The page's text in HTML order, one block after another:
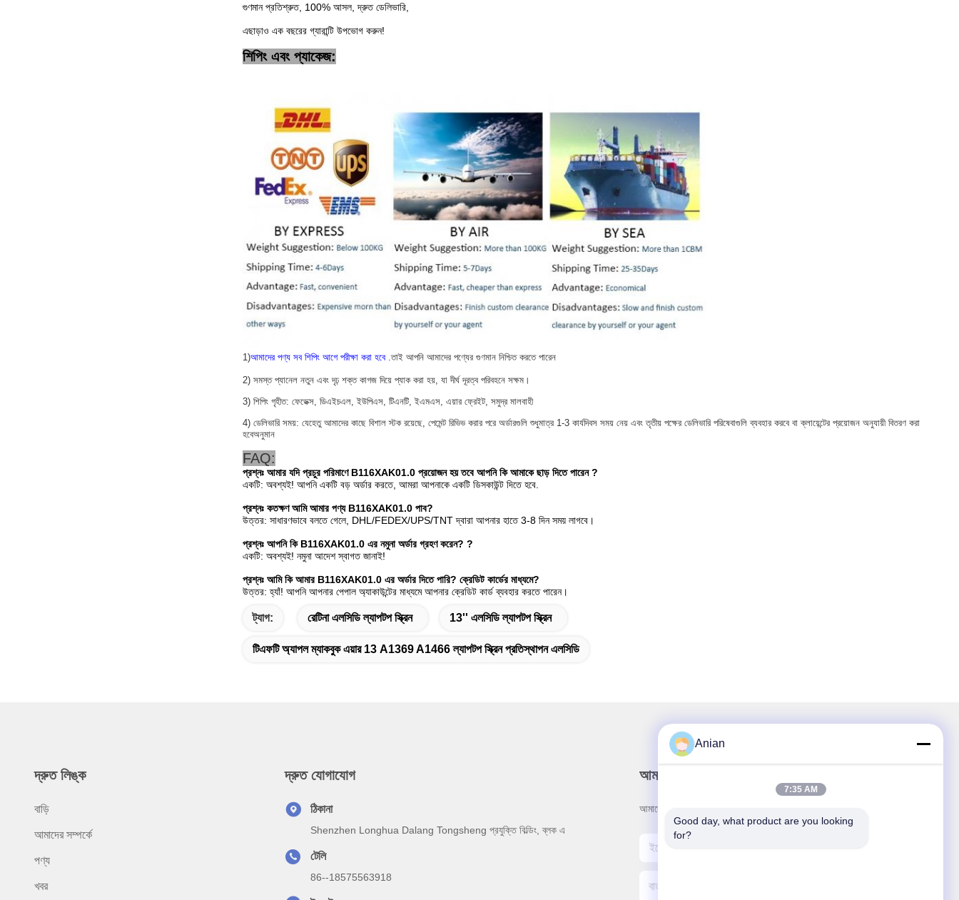
গুণমান প্রতিশ্রুত, 100% আসল, দ্রুত ডেলিভারি,
এছাড়াও এক বছরের গ্যারান্টি উপভোগ করুন!
শিপিং এবং প্যাকেজ:
1)আমাদের পণ্য সব শিপিং আগে পরীক্ষা করা হবে .তাই আপনি আমাদের পণ্যের গুণমান নিশ্চিত করতে পারেন
2) সমস্ত প্যানেল নতুন এবং দৃঢ় শক্ত কাগজ দিয়ে প্যাক করা হয়, যা দীর্ঘ দূরত্ব পরিবহনে সক্ষম।
3) শিপিং গৃহীত: ফেডেক্স, ডিএইচএল, ইউপিএস, টিএনটি, ইএমএস, এয়ার ফ্রেইট, সমুদ্র মালবাহী
4) ডেলিভারি সময়: যেহেতু আমাদের কাছে বিশাল স্টক রয়েছে, পেমেন্ট রিভিভ করার পরে অর্ডারগুলি শুধুমাত্র 1-3 কার্যদিবস সময় নেয় এবং তৃতীয় পক্ষের ডেলিভারি পরিষেবাগুলি ব্যবহার করবে বা ক্লায়েন্টের প্রয়োজন অনুযায়ী বিতরণ করা
হবেঅনুমান
FAQ:
প্রশ্নঃ আমার যদি প্রচুর পরিমাণে B116XAK01.0 প্রয়োজন হয় তবে আপনি কি আমাকে ছাড় দিতে পারেন ?
একটি: অবশ্যই! আপনি একটি বড় অর্ডার করতে, আমরা আপনাকে একটি ডিসকাউন্ট দিতে হবে.
প্রশ্নঃ কতক্ষণ আমি আমার পণ্য B116XAK01.0 পাব?
উত্তর: সাধারণভাবে বলতে গেলে, DHL/FEDEX/UPS/TNT দ্বারা আপনার হাতে 3-8 দিন সময় লাগবে।
প্রশ্নঃ আপনি কি B116XAK01.0 এর নমুনা অর্ডার গ্রহণ করেন? ?
একটি: অবশ্যই! নমুনা আদেশ স্বাগত জানাই!
প্রশ্নঃ আমি কি আমার B116XAK01.0 এর অর্ডার দিতে পারি? ক্রেডিট কার্ডের মাধ্যমে?
উত্তর: হ্যাঁ! আপনি আপনার পেপাল অ্যাকাউন্টের মাধ্যমে আপনার ক্রেডিট কার্ড ব্যবহার করতে পারেন।
ট্যাগ: রেটিনা এলসিডি ল্যাপটপ স্ক্রিন 13'' এলসিডি ল্যাপটপ স্ক্রিন
টিএফটি অ্যাপল ম্যাকবুক এয়ার 13 A1369 A1466 ল্যাপটপ স্ক্রিন প্রতিস্থাপন এলসিডি
দ্রুত লিঙ্ক
বাড়ি
আমাদের সম্পর্কে
পণ্য
খবর
দ্রুত যোগাযোগ
ঠিকানা
Shenzhen Longhua Dalang Tongsheng প্রযুক্তি বিল্ডিং, ব্লক এ
টেলি
86--18575563918
আমাদের নিউজলেটার
আমাদের নিউজলেটারে সাবস্ক্রাইব করুন এবং আরও অনেক কিছু পেতে পারেন।
Anian
7:35 AM
Good day, what product are you looking
for?